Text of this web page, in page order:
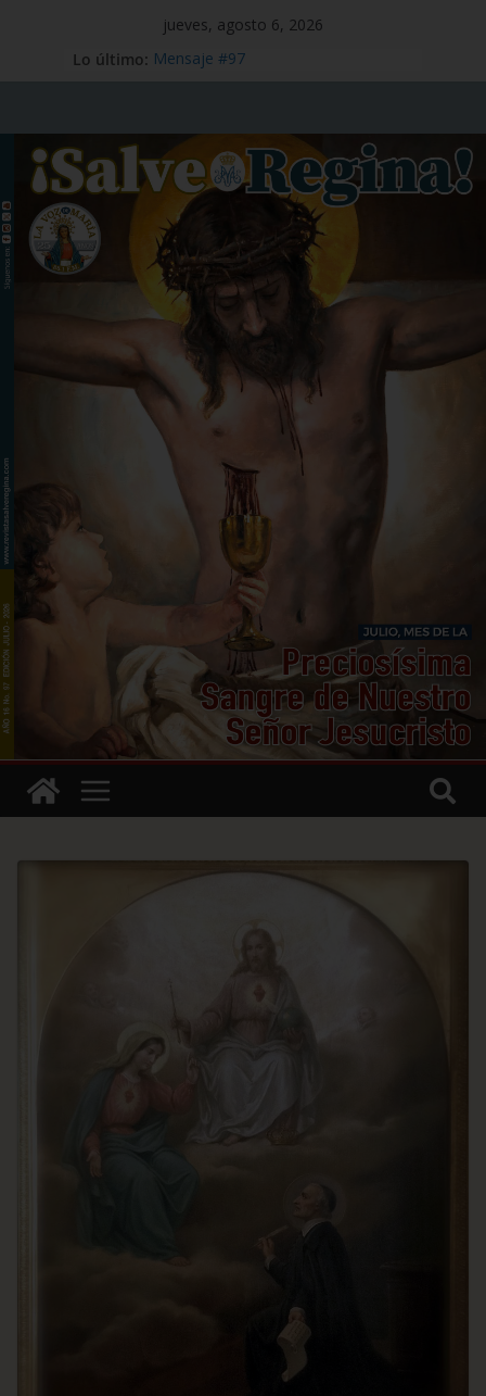
jueves, agosto 6, 2026
Lo último: Mensaje #97
Señor Jesucristo – Fiesta,1 de julio
Santo Tomás Apóstol – Memoria, 3
de julio
San Benito abad – Memoria,11 de
julio